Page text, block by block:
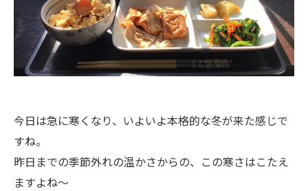
今日は急に寒くなり、いよいよ本格的な冬が来た感じで
すね。
昨日までの季節外れの温かさからの、この寒さはこたえ
ますよね～